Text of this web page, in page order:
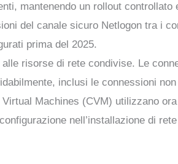
mantenendo un rollout controllato
del canale sicuro Netlogon tra i
prima del 2025.
risorse di rete condivise. Le
inclusi le connessioni
Machines (CVM) utilizzano
nell’installazione di